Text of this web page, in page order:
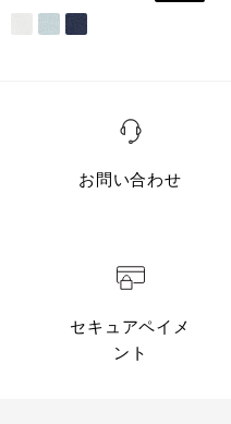
お問い合わせ
セキュアペイメ
ント